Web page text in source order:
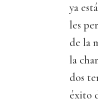
ya
les
de la
la
dos
éxito